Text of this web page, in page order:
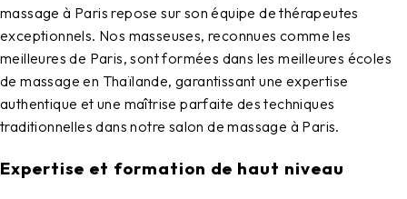
massage à Paris repose sur son équipe de thérapeutes
exceptionnels. Nos masseuses, reconnues comme les
meilleures de Paris, sont formées dans les meilleures écoles
de massage en Thaïlande, garantissant une expertise
authentique et une maîtrise parfaite des techniques
traditionnelles dans notre salon de massage à Paris.
Expertise et formation de haut niveau